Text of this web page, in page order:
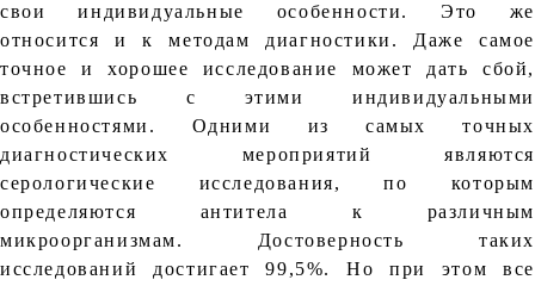
свои индивидуальные особенности. Это же
относится и к методам диагностики. Даже самое
точное и хорошее исследование может дать сбой,
встретившись с этими индивидуальными
особенностями. Одними из самых точных
диагностических мероприятий являются
серологические исследования, по которым
определяются антитела к различным
микроорганизмам. Достоверность таких
исследований достигает 99,5%. Но при этом все